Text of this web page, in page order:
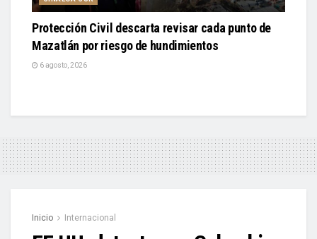
Protección Civil descarta revisar cada punto de
Mazatlán por riesgo de hundimientos
6 agosto, 2026
Inicio Internacional